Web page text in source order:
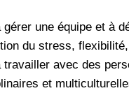
une équipe et à
du stress,
travailler avec des
et